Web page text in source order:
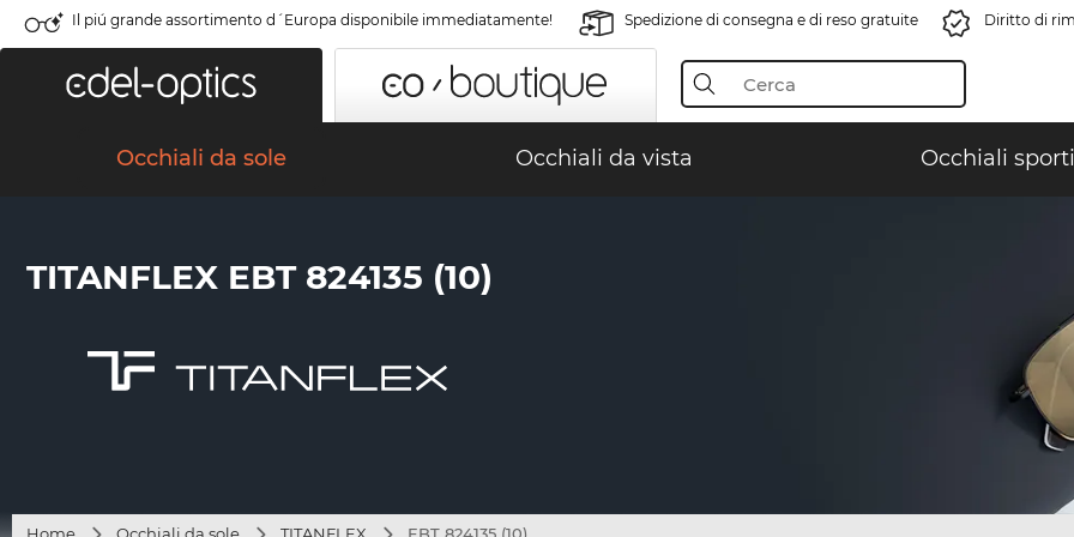
Il piú grande assortimento d´Europa disponibile immediatamente! Spedizione di consegna e di reso gratuite Diritto di
Occhiali da sole Occhiali da vista Occhiali
TITANFLEX EBT 824135 (10)